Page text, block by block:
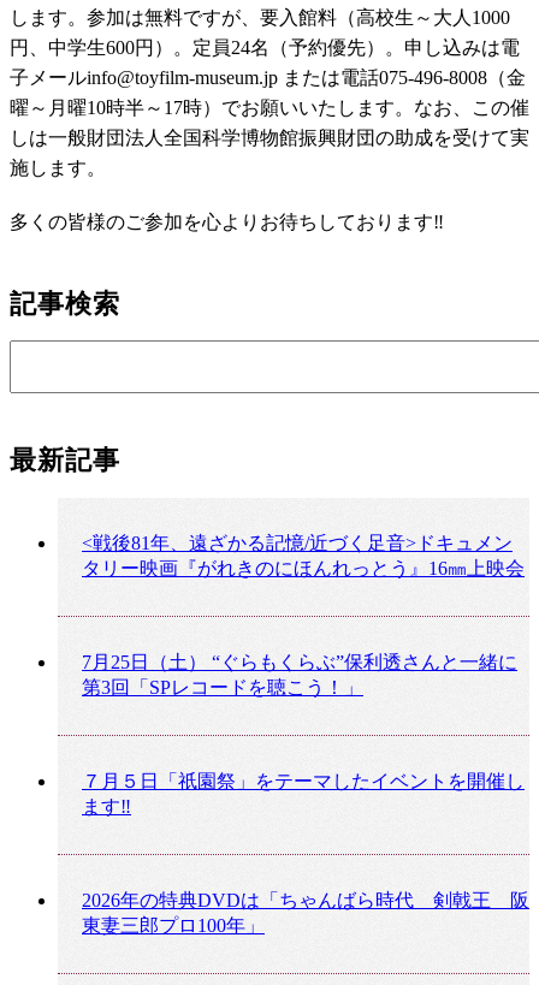
します。参加は無料ですが、要入館料（高校生～大人1000
円、中学生600円）。定員24名（予約優先）。申し込みは電
子メールinfo@toyfilm-museum.jp または電話075-496-8008（金
曜～月曜10時半～17時）でお願いいたします。なお、この催
しは一般財団法人全国科学博物館振興財団の助成を受けて実
施します。
多くの皆様のご参加を心よりお待ちしております‼
記事検索
最新記事
<戦後81年、遠ざかる記憶/近づく足音>ドキュメン
タリー映画『がれきのにほんれっとう』16㎜上映会
7月25日（土） “ぐらもくらぶ”保利透さんと一緒に
第3回「SPレコードを聴こう！」
７月５日「祇園祭」をテーマしたイベントを開催し
ます‼
2026年の特典DVDは「ちゃんばら時代 剣戟王 阪
東妻三郎プロ100年」